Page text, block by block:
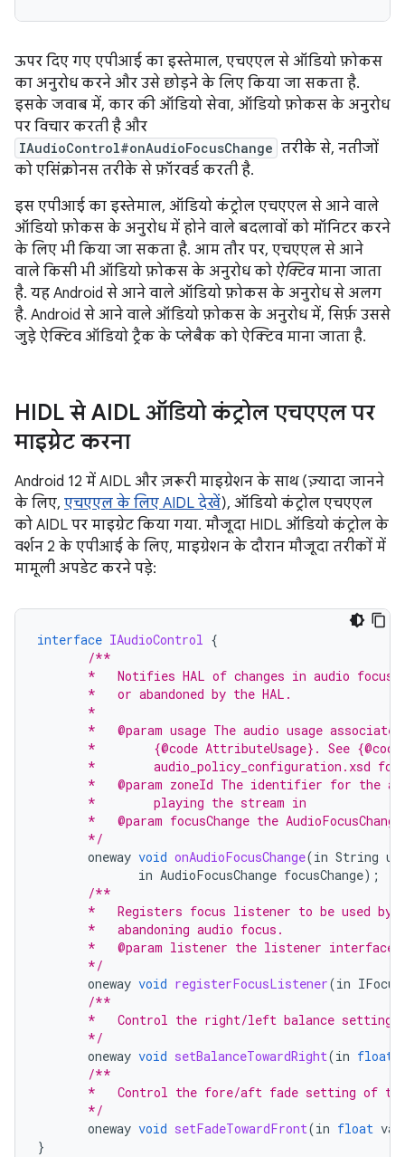
ऊपर दिए गए एपीआई का इस्तेमाल, एचएएल से ऑडियो फ़ोकस
का अनुरोध करने और उसे छोड़ने के लिए किया जा सकता है.
इसके जवाब में, कार की ऑडियो सेवा, ऑडियो फ़ोकस के अनुरोध
पर विचार करती है और
IAudioControl#onAudioFocusChange तरीके से, नतीजों
को एसिंक्रोनस तरीके से फ़ॉरवर्ड करती है.
इस एपीआई का इस्तेमाल, ऑडियो कंट्रोल एचएएल से आने वाले
ऑडियो फ़ोकस के अनुरोध में होने वाले बदलावों को मॉनिटर करने
के लिए भी किया जा सकता है. आम तौर पर, एचएएल से आने
वाले किसी भी ऑडियो फ़ोकस के अनुरोध को ऐक्टिवमाना जाता
है. यह Android से आने वाले ऑडियो फ़ोकस के अनुरोध से अलग
है. Android से आने वाले ऑडियो फ़ोकस के अनुरोध में, सिर्फ़ उससे
जुड़े ऐक्टिव ऑडियो ट्रैक के प्लेबैक को ऐक्टिव माना जाता है.
HIDL से AIDL ऑडियो कंट्रोल एचएएल पर
माइग्रेट करना
Android 12 में AIDL और ज़रूरी माइग्रेशन के साथ (ज़्यादा जानने
के लिए, एचएएल के लिए AIDL देखें), ऑडियो कंट्रोल एचएएल
को AIDL पर माइग्रेट किया गया. मौजूदा HIDL ऑडियो कंट्रोल के
वर्शन 2 के एपीआई के लिए, माइग्रेशन के दौरान मौजूदा तरीकों में
मामूली अपडेट करने पड़े:
interface IAudioControl {
/**
*   Notifies HAL of changes in audio focus
       *   or abandoned by the HAL.
       *
*   @param usage The audio usage
*        {@code AttributeUsage}. See
*        audio_policy_configuration.xsd
*   @param zoneId The identifier for the
       *        playing the stream in
*   @param focusChange the
       */
oneway void onAudioFocusChange(in String
in AudioFocusChange focusChange);
/**
*   Registers focus listener to be used by
       *   abandoning audio focus.
       *   @param listener the listener interface.
       */
oneway void registerFocusListener(in
/**
*   Control the right/left balance setting
       */
oneway void setBalanceTowardRight(in float
/**
*   Control the fore/aft fade setting of
       */
oneway void setFadeTowardFront(in float
}